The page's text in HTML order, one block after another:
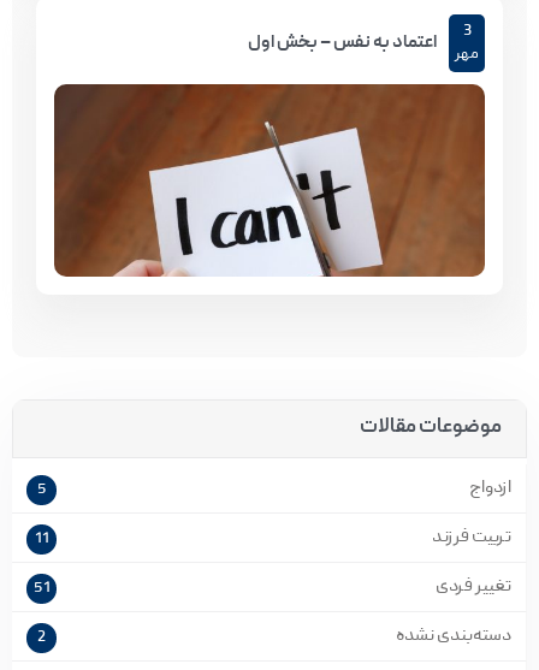
3
مهر
اعتماد به نفس – بخش اول
موضوعات مقالات
ازدواج 5
تربیت فرزند 11
تغییر فردی 51
دسته‌بندی نشده 2